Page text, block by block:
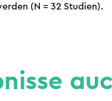
(N = 32 Studien).